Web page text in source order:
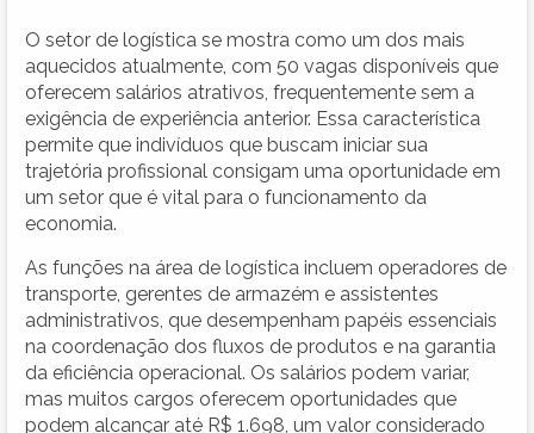
O setor de logística se mostra como um dos mais
aquecidos atualmente, com 50 vagas disponíveis que
oferecem salários atrativos, frequentemente sem a
exigência de experiência anterior. Essa característica
permite que indivíduos que buscam iniciar sua
trajetória profissional consigam uma oportunidade em
um setor que é vital para o funcionamento da
economia.
As funções na área de logística incluem operadores de
transporte, gerentes de armazém e assistentes
administrativos, que desempenham papéis essenciais
na coordenação dos fluxos de produtos e na garantia
da eficiência operacional. Os salários podem variar,
mas muitos cargos oferecem oportunidades que
podem alcançar até R$ 1.698, um valor considerado